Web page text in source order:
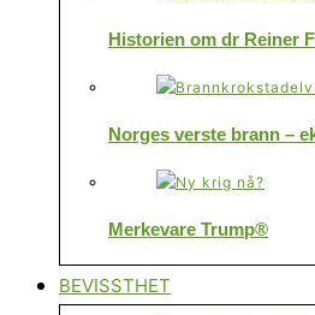
Historien om dr Reiner
Norges verste brann –
Merkevare Trump®
BEVISSTHET